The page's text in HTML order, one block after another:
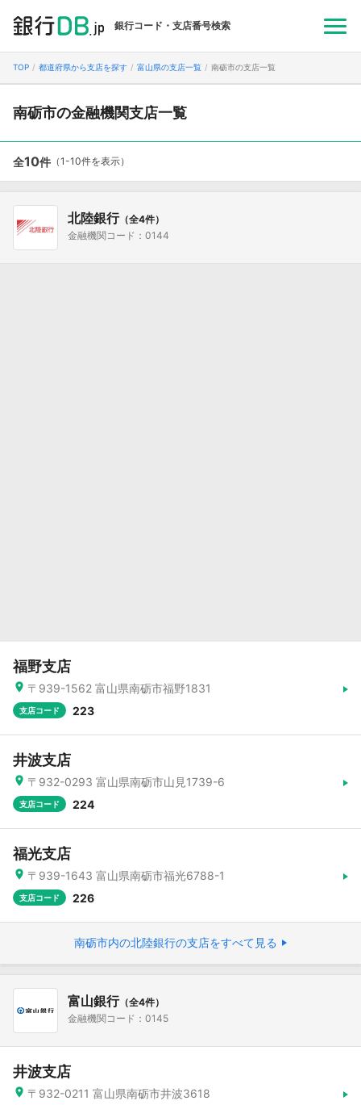
銀行コード・支店番号検索
TOP 都道府県から支店を探す 富山県の支店一覧 南砺市の支店一覧
南砺市の金融機関支店一覧
全10件 （1-10件を表示）
北陸銀行（全4件）
金融機関コード：0144
福野支店
〒939-1562 富山県南砺市福野1831
支店コード 223
井波支店
〒932-0293 富山県南砺市山見1739-6
支店コード 224
福光支店
〒939-1643 富山県南砺市福光6788-1
支店コード 226
南砺市内の北陸銀行の支店をすべて見る
富山銀行（全4件）
金融機関コード：0145
井波支店
〒932-0211 富山県南砺市井波3618